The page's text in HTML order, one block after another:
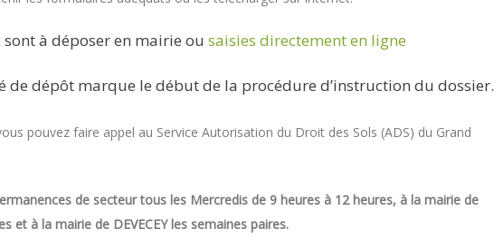
à déposer en mairie ou saisies directement en ligne
de dépôt marque le début de la procédure d’instruction du dossier.
pouvez faire appel au Service Autorisation du Droit des Sols (ADS) du Grand
de secteur tous les Mercredis de 9 heures à 12 heures, à la mairie de
et à la mairie de DEVECEY les semaines paires.